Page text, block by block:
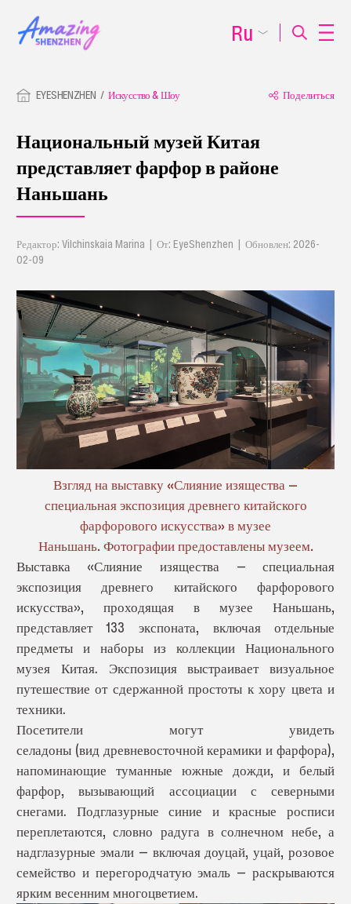
EYESHENZHEN Искусство & Шоу Поделиться
Национальный музей Китая
представляет фарфор в районе
Наньшань
Редактор: Vilchinskaia Marina | От: EyeShenzhen | Обновлен: 2026-
02-09
Взгляд на выставку «Слияние изящества —
специальная экспозиция древнего китайского
фарфорового искусства» в музее
Наньшань. Фотографии предоставлены музеем.
Выставка «Слияние изящества — специальная
экспозиция древнего китайского фарфорового
искусства», проходящая в музее Наньшань,
представляет 133 экспоната, включая отдельные
предметы и наборы из коллекции Национального
музея Китая. Экспозиция выстраивает визуальное
путешествие от сдержанной простоты к хору цвета и
техники.
Посетители могут увидеть
селадоны (вид древневосточной керамики и фарфора),
напоминающие туманные южные дожди, и белый
фарфор, вызывающий ассоциации с северными
снегами. Подглазурные синие и красные росписи
переплетаются, словно радуга в солнечном небе, а
надглазурные эмали — включая доуцай, уцай, розовое
семейство и перегородчатую эмаль — раскрываются
ярким весенним многоцветием.
Ru